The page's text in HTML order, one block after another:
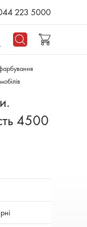
223 5000
4500